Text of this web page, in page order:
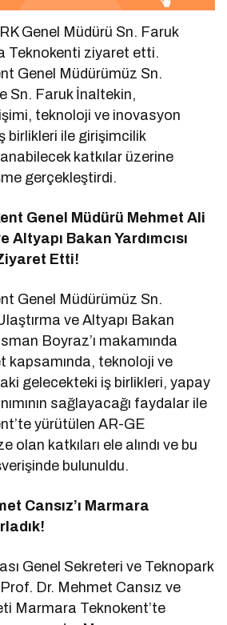
Genel Müdürü Sn. Faruk
Teknokenti ziyaret etti.
Genel Müdürümüz Sn.
Sn. Faruk İnaltekin,
teknoloji ve inovasyon
birlikleri ile girişimcilik
katkılar üzerine
gerçekleştirdi.
Genel Müdürü Mehmet Ali
Altyapı Bakan Yardımcısı
Etti!
Genel Müdürümüz Sn.
ve Altyapı Bakan
Boyraz’ı makamında
kapsamında, teknoloji ve
gelecekteki iş birlikleri, yapay
sağlayacağı faydalar ile
yürütülen AR-GE
olan katkıları ele alındı ve bu
bulunuldu.
Cansız’ı Marmara
Genel Sekreteri ve Teknopark
Dr. Mehmet Cansız ve
Marmara Teknokent’te